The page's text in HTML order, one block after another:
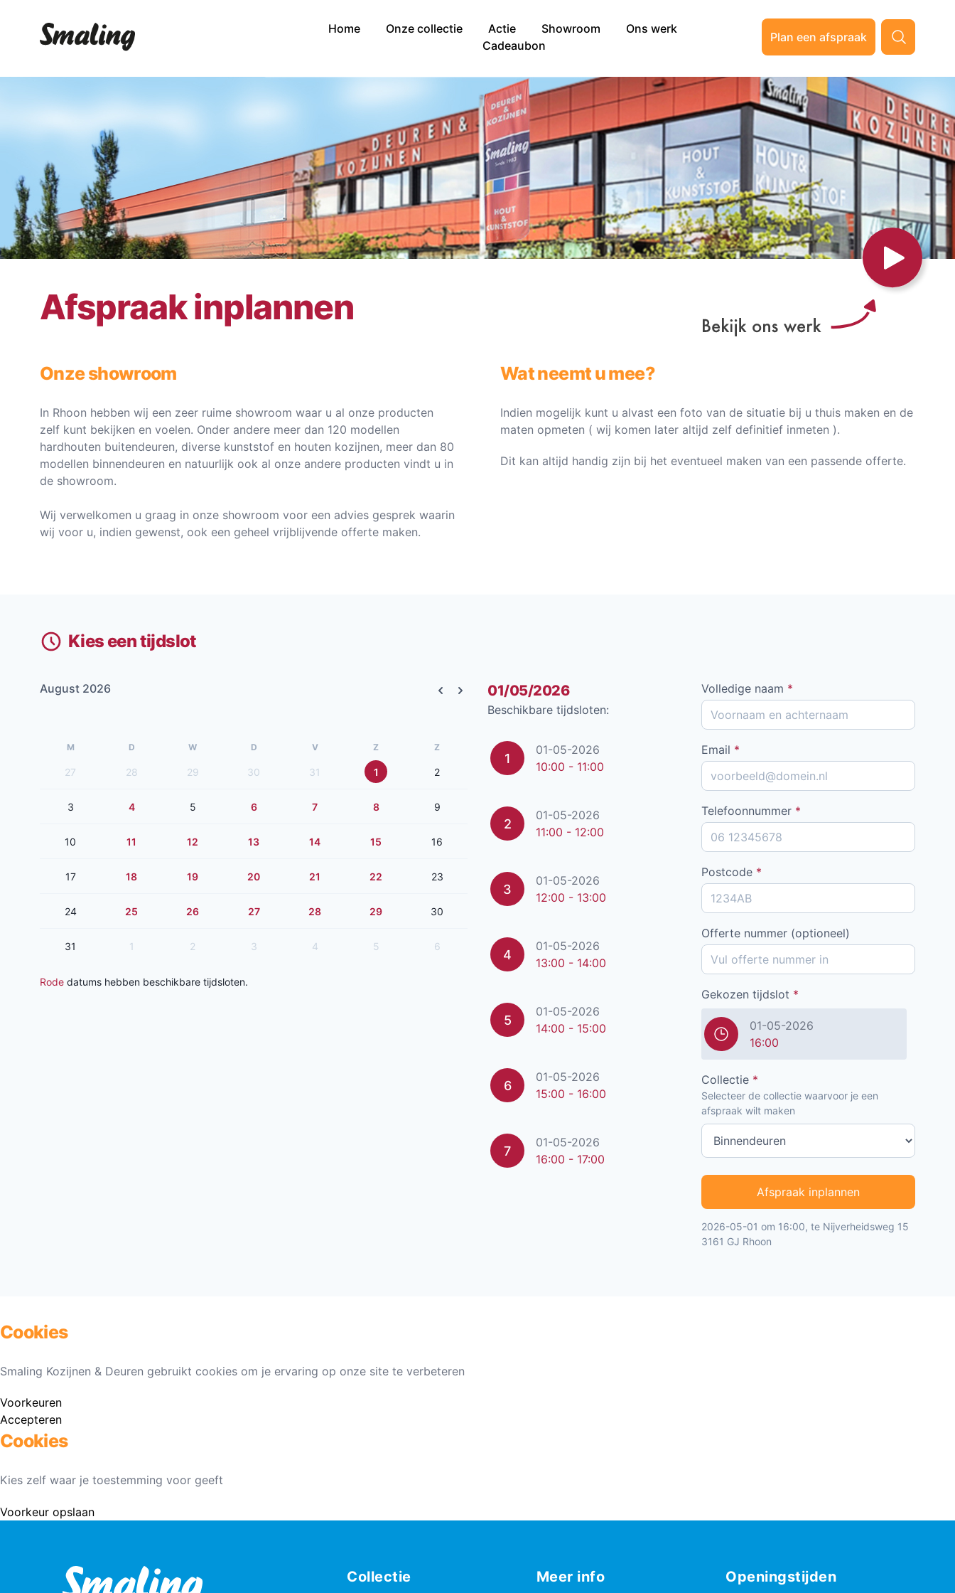
Home Onze collectie Actie Showroom
Ons werk
Cadeaubon
Plan een afspraak
Afspraak inplannen
Onze showroom
In Rhoon hebben wij een zeer ruime showroom waar u al onze producten
zelf kunt bekijken en voelen. Onder andere meer dan 120 modellen
hardhouten buitendeuren, diverse kunststof en houten kozijnen, meer dan 80
modellen binnendeuren en natuurlijk ook al onze andere producten vindt u in
de showroom.
Wij verwelkomen u graag in onze showroom voor een advies gesprek waarin
wij voor u, indien gewenst, ook een geheel vrijblijvende offerte maken.
Wat neemt u mee?
Indien mogelijk kunt u alvast een foto van de situatie bij u thuis maken en de
maten opmeten ( wij komen later altijd zelf definitief inmeten ).
Dit kan altijd handig zijn bij het eventueel maken van een passende offerte.
Kies een tijdslot
August 2026
Previous month
Next month
M D W D V Z Z
27 28 29 30 31 1 2
3 4 5 6 7 8 9
10 11 12 13 14 15 16
17 18 19 20 21 22 23
24 25 26 27 28 29 30
31 1 2 3 4 5 6
Rode datums hebben beschikbare tijdsloten.
01/05/2026
Beschikbare tijdsloten:
1
01-05-2026
10:00 - 11:00
2
01-05-2026
11:00 - 12:00
3
01-05-2026
12:00 - 13:00
4
01-05-2026
13:00 - 14:00
5
01-05-2026
14:00 - 15:00
6
01-05-2026
15:00 - 16:00
7
01-05-2026
16:00 - 17:00
Volledige naam *
Email *
Telefoonnummer *
Postcode *
Offerte nummer (optioneel)
Gekozen tijdslot *
01-05-2026
16:00
Collectie *
Selecteer de collectie waarvoor je een
afspraak wilt maken
Afspraak inplannen
2026-05-01 om 16:00, te Nijverheidsweg 15
3161 GJ Rhoon
Cookies
Smaling Kozijnen & Deuren gebruikt cookies om je ervaring op onze site te verbeteren
Voorkeuren
Accepteren
Cookies
Kies zelf waar je toestemming voor geeft
Voorkeur opslaan
Collectie Meer info Openingstijden